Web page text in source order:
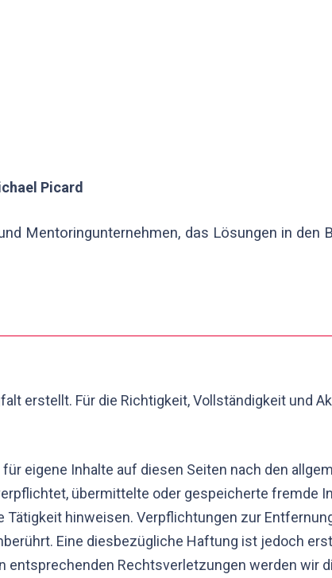
Picard
Mentoringunternehmen, das Lösungen in den
erstellt. Für die Richtigkeit, Vollständigkeit und
eigene Inhalte auf diesen Seiten nach den
übermittelte oder gespeicherte fremde
hinweisen. Verpflichtungen zur
Eine diesbezügliche Haftung ist jedoch
entsprechenden Rechtsverletzungen werden wir